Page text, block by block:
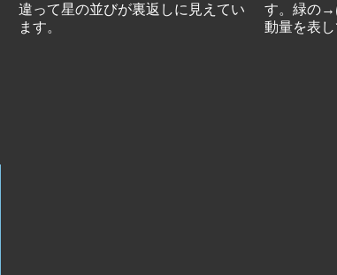
違って星の並びが裏返しに見えてい
ます。
す。緑の→
動量を表し